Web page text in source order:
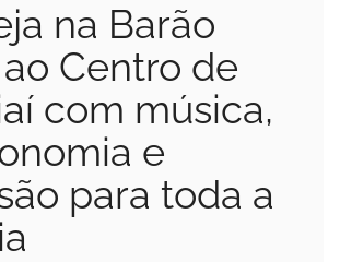
na Barão
Centro de
com música,
e
para toda a